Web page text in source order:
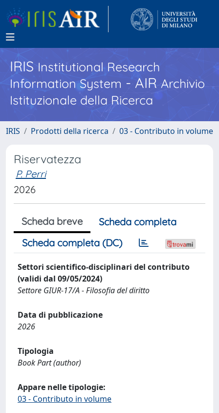
IRISInstitutional Research
Information System - AIR Archivio
Istituzionale della Ricerca
IRIS Prodotti della ricerca 03 - Contributo in volume
Riservatezza
P. Perri
2026
Scheda breve
Scheda completa
Scheda completa (DC)
Settori scientifico-disciplinari del contributo
(validi dal 09/05/2024)
Settore GIUR-17/A - Filosofia del diritto
Data di pubblicazione
2026
Tipologia
Book Part (author)
Appare nelle tipologie:
03 - Contributo in volume